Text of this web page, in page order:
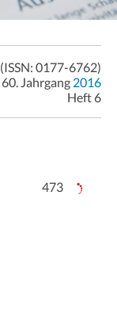
(ISSN: 0177-6762)
60. Jahrgang 2016
Heft 6
473